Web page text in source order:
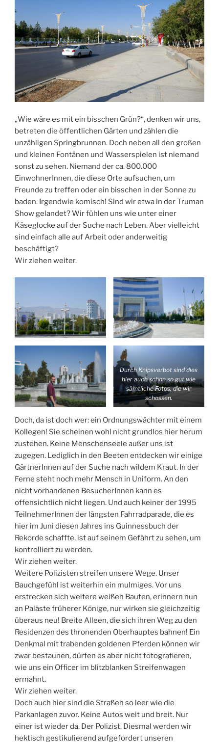
„Wie wäre es mit ein bisschen Grün?“, denken wir uns,
betreten die öffentlichen Gärten und zählen die
unzähligen Springbrunnen. Doch neben all den großen
und kleinen Fontänen und Wasserspielen ist niemand
sonst zu sehen. Niemand der ca. 800.000
EinwohnerInnen, die diese Orte aufsuchen, um
Freunde zu treffen oder ein bisschen in der Sonne zu
baden. Irgendwie komisch! Sind wir etwa in der Truman
Show gelandet? Wir fühlen uns wie unter einer
Käseglocke auf der Suche nach Leben. Aber vielleicht
sind einfach alle auf Arbeit oder anderweitig
beschäftigt?
Wir ziehen weiter.
Durch Knipsverbot sind dies
hier auch schon so gut wie
sämtliche Fotos, die wir
schossen.
Doch, da ist doch wer: ein Ordnungswächter mit einem
Kollegen! Sie scheinen wohl nicht grundlos hier herum
zustehen. Keine Menschenseele außer uns ist
zugegen. Lediglich in den Beeten entdecken wir einige
GärtnerInnen auf der Suche nach wildem Kraut. In der
Ferne steht noch mehr Mensch in Uniform. An den
nicht vorhandenen BesucherInnen kann es
offensichtlich nicht liegen. Und auch keiner der 1995
TeilnehmerInnen der längsten Fahrradparade, die es
hier im Juni diesen Jahres ins Guinnessbuch der
Rekorde schaffte, ist auf seinem Gefährt zu sehen, um
kontrolliert zu werden.
Wir ziehen weiter.
Weitere Polizisten streifen unsere Wege. Unser
Bauchgefühl ist weiterhin ein mulmiges. Vor uns
erstrecken sich weitere weißen Bauten, erinnern nun
an Paläste früherer Könige, nur wirken sie gleichzeitig
überaus neu! Breite Alleen, die sich ihren Weg zu den
Residenzen des thronenden Oberhauptes bahnen! Ein
Denkmal mit trabenden goldenen Pferden können wir
zwar bestaunen, dürfen es aber nicht fotografieren,
wie uns ein Officer im blitzblanken Streifenwagen
ermahnt.
Wir ziehen weiter.
Doch auch hier sind die Straßen so leer wie die
Parkanlagen zuvor. Keine Autos weit und breit. Nur
einer ist wieder da. Der Polizist. Diesmal werden wir
hektisch gestikulierend aufgefordert unseren